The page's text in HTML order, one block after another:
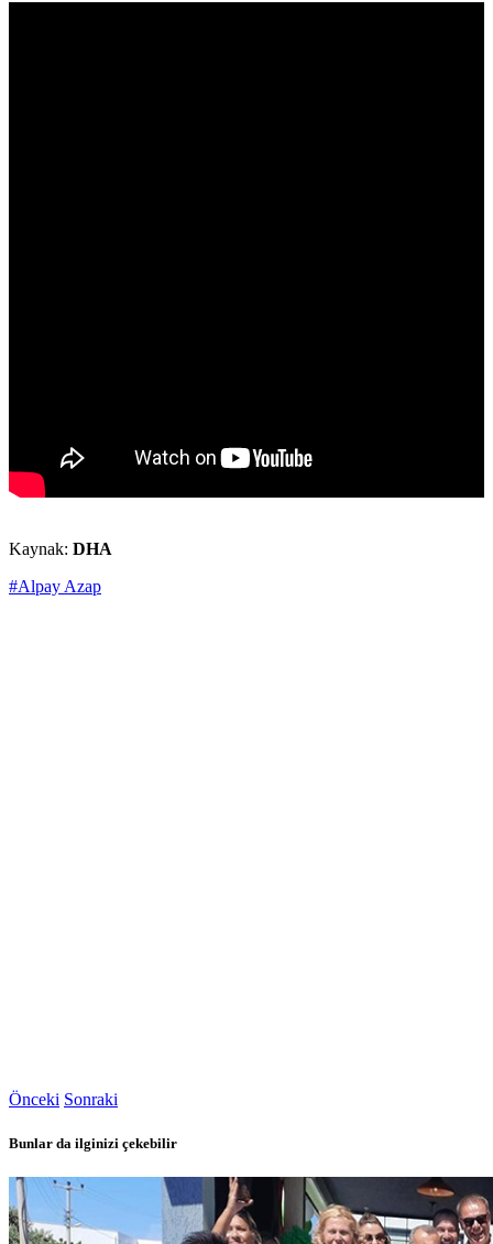
Kaynak: DHA
#Alpay Azap
Önceki Sonraki
Bunlar da ilginizi çekebilir